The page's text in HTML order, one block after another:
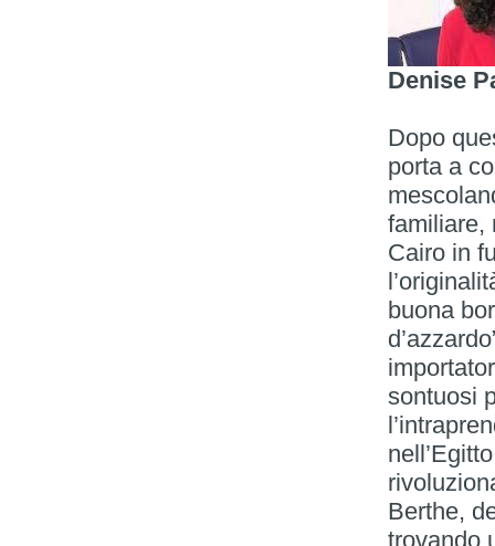
Denise
Dopo
porta a
familiare,
Cairo in
buona
sontuosi
Berthe,
trovando